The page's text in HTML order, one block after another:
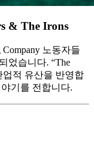
& The Irons
Company 노동자들
었습니다. “The
업적 유산을 반영합
기를 전합니다.